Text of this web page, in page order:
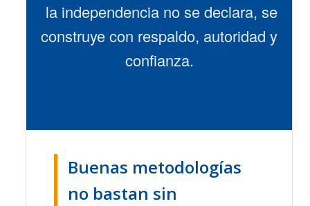
la independencia no se declara, se
construye con respaldo, autoridad y
confianza.
Buenas metodologías
no bastan sin